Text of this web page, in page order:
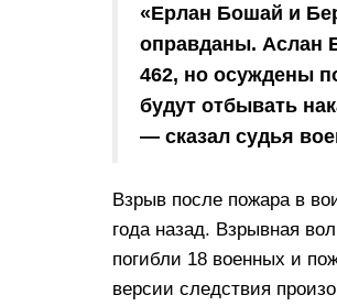
«Ерлан Бошай и
оправданы. Аслан
462, но осуждены
будут отбывать
— сказал судья
Взрыв после пожара в
года назад. Взрывная
погибли 18 военных и
версии следствия